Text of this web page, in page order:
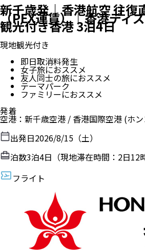
新千歳発｜香港航空 往復
（PEX運賃）｜香港ディ
観光付き香港 3泊4日
現地観光付き
即日取消料発生
女子旅におススメ
友人同士の旅におススメ
テーマパーク
ファミリーにおススメ
発着
空港 ： 新千歳空港 / 香港国際空港 (ホ
出発日2026/8/15（土）
泊数3泊4日（現地滞在時間： 2日12
フライト